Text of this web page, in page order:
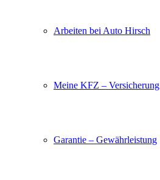
Arbeiten bei Auto Hirsch
Meine KFZ – Versicherung
Garantie – Gewährleistung